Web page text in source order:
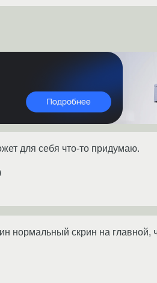
для себя что-то придумаю.
нормальный скрин на главной,